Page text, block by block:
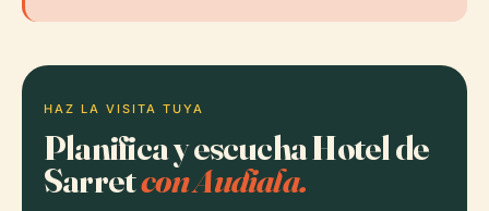
HAZ LA VISITA TUYA
Planifica y escucha Hotel de
Sarretcon Audiala.